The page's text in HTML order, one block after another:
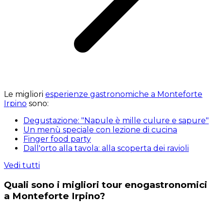
Le migliori esperienze gastronomiche a Monteforte
Irpino sono:
Degustazione: "Napule è mille culure e sapure"
Un menù speciale con lezione di cucina
Finger food party
Dall'orto alla tavola: alla scoperta dei ravioli
Vedi tutti
Quali sono i migliori tour enogastronomici
a Monteforte Irpino?